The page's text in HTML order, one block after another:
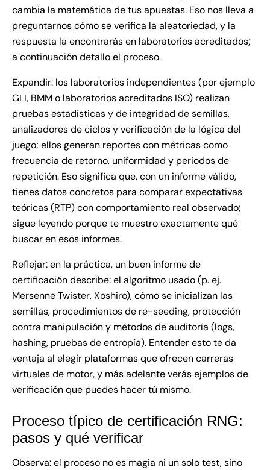
cambia la matemática de tus apuestas. Eso nos lleva a
preguntarnos cómo se verifica la aleatoriedad, y la
respuesta la encontrarás en laboratorios acreditados;
a continuación detallo el proceso.
Expandir: los laboratorios independientes (por ejemplo
GLI, BMM o laboratorios acreditados ISO) realizan
pruebas estadísticas y de integridad de semillas,
analizadores de ciclos y verificación de la lógica del
juego; ellos generan reportes con métricas como
frecuencia de retorno, uniformidad y periodos de
repetición. Eso significa que, con un informe válido,
tienes datos concretos para comparar expectativas
teóricas (RTP) con comportamiento real observado;
sigue leyendo porque te muestro exactamente qué
buscar en esos informes.
Reflejar: en la práctica, un buen informe de
certificación describe: el algoritmo usado (p. ej.
Mersenne Twister, Xoshiro), cómo se inicializan las
semillas, procedimientos de re-seeding, protección
contra manipulación y métodos de auditoría (logs,
hashing, pruebas de entropía). Entender esto te da
ventaja al elegir plataformas que ofrecen carreras
virtuales de motor, y más adelante verás ejemplos de
verificación que puedes hacer tú mismo.
Proceso típico de certificación RNG:
pasos y qué verificar
Observa: el proceso no es magia ni un solo test, sino